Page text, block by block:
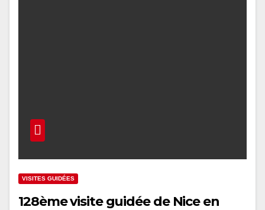
VISITES GUIDÉES
128ème visite guidée de Nice en